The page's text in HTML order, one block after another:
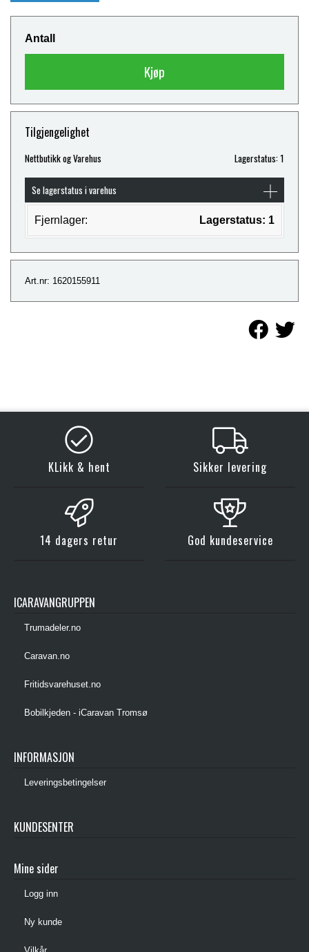
Antall
Kjøp
Tilgjengelighet
Nettbutikk og Varehus Lagerstatus: 1
Se lagerstatus i varehus
Fjernlager: Lagerstatus: 1
Art.nr: 1620155911
KLikk & hent Sikker levering
14 dagers retur God kundeservice
ICARAVANGRUPPEN
Trumadeler.no
Caravan.no
Fritidsvarehuset.no
Bobilkjeden - iCaravan Tromsø
INFORMASJON
Leveringsbetingelser
KUNDESENTER
Mine sider
Logg inn
Ny kunde